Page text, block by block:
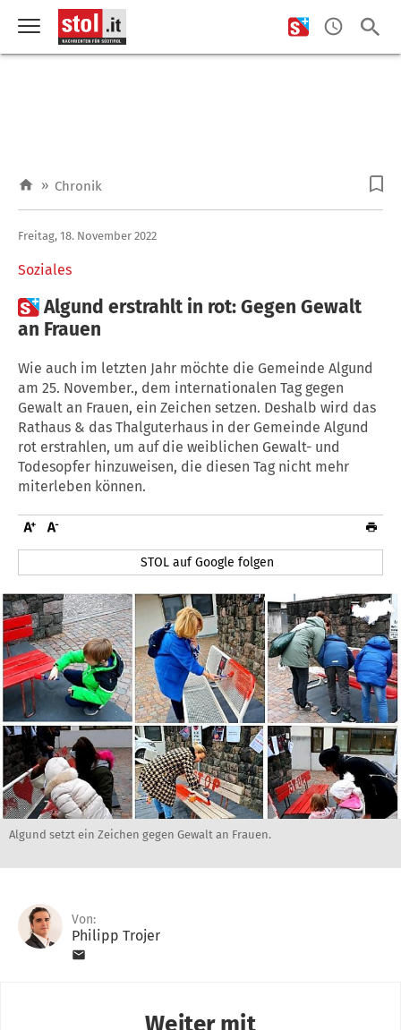
» Chronik
Soziales
Freitag, 18. November 2022
Algund erstrahlt in rot: Gegen Gewalt
an Frauen
Wie auch im letzten Jahr möchte die Gemeinde Algund
am 25. November., dem internationalen Tag gegen
Gewalt an Frauen, ein Zeichen setzen. Deshalb wird das
Rathaus & das Thalguterhaus in der Gemeinde Algund
rot erstrahlen, um auf die weiblichen Gewalt- und
Todesopfer hinzuweisen, die diesen Tag nicht mehr
miterleben können.
STOL auf Google folgen
Algund setzt ein Zeichen gegen Gewalt an Frauen.
Von:
Philipp Trojer